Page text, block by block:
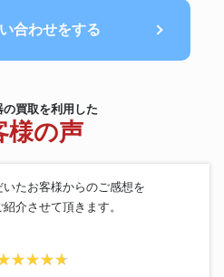
合わせをする
の買取を利用した
様の声
たお客様からのご感想を
介させて頂きます。